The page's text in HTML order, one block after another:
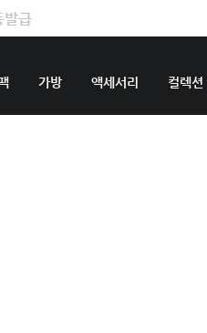
가방 액세서리 컬렉션